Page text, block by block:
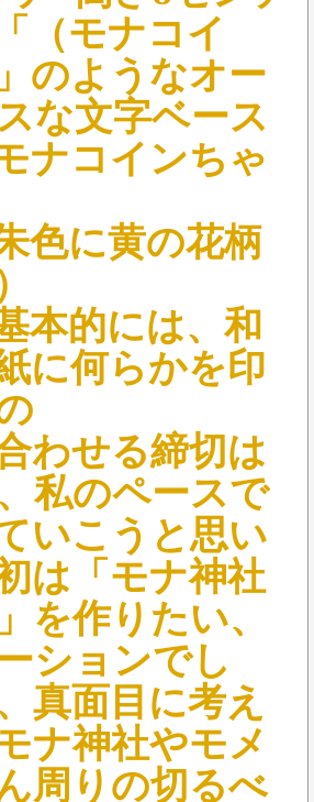
（モナコイ
のようなオー
な文字ベース
ナコインちゃ
色に黄の花柄
本的には、和
に何らかを印
わせる締切は
私のペースで
いこうと思い
は「モナ神社
を作りたい、
ションでし
真面目に考え
ナ神社やモメ
周りの切るべ